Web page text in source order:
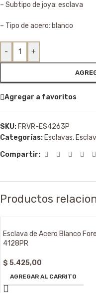
– Subtipo de joya: esclava
– Tipo de acero: blanco
- +
Agregar a favoritos
SKU: FRVR-ES4263P
Categorías: Esclavas,
Compartir:
Productos
Esclava de Acero Blanco
4128PR
$ 5.425,00
AGREGAR AL CARRITO